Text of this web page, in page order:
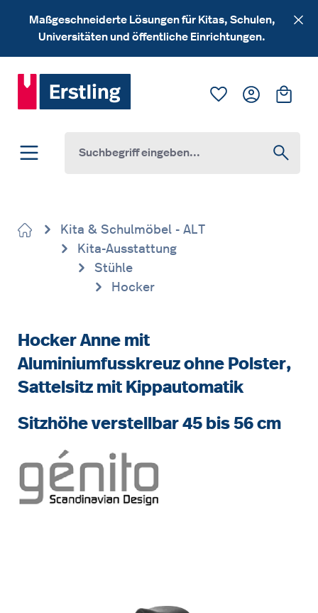
Zum Hauptinhalt springen
Maßgeschneiderte Lösungen für Kitas, Schulen,
Universitäten und öffentliche Einrichtungen.
Du hast 0
Kita & Schulmöbel - ALT
Kita-Ausstattung
Stühle
Hocker
Hocker Anne mit
Aluminiumfusskreuz ohne Polster,
Sattelsitz mit Kippautomatik
Sitzhöhe verstellbar 45 bis 56 cm